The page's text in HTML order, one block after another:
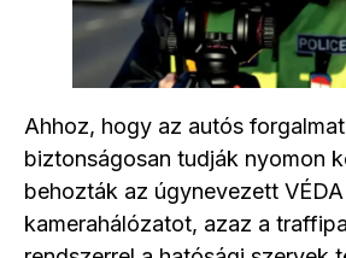
Ahhoz, hogy az autós
biztonságosan tudják nyomon
behozták az úgynevezett
kamerahálózatot, azaz a